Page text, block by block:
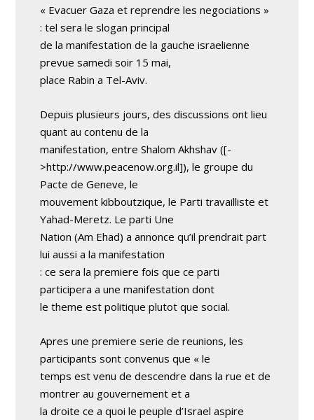
« Evacuer Gaza et reprendre les negociations »
: tel sera le slogan principal
de la manifestation de la gauche israelienne
prevue samedi soir 15 mai,
place Rabin a Tel-Aviv.
Depuis plusieurs jours, des discussions ont lieu
quant au contenu de la
manifestation, entre Shalom Akhshav ([-
>http://www.peacenow.org.il]), le groupe du
Pacte de Geneve, le
mouvement kibboutzique, le Parti travailliste et
Yahad-Meretz. Le parti Une
Nation (Am Ehad) a annonce qu’il prendrait part
lui aussi a la manifestation
: ce sera la premiere fois que ce parti
participera a une manifestation dont
le theme est politique plutot que social.
Apres une premiere serie de reunions, les
participants sont convenus que « le
temps est venu de descendre dans la rue et de
montrer au gouvernement et a
la droite ce a quoi le peuple d’Israel aspire